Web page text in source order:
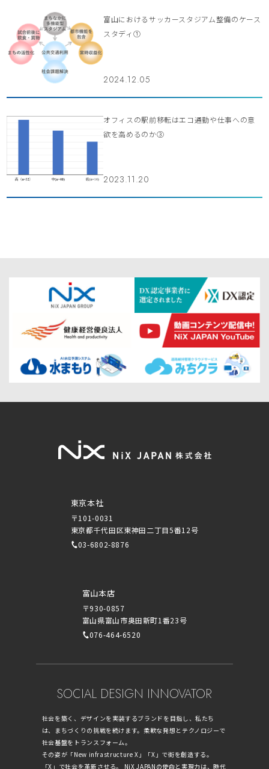
富山におけるサッカースタジアム整備のケース
スタディ①
2024.12.05
オフィスの駅前移転はエコ通勤や仕事への意
欲を高めるのか③
2023.11.20
東京本社
〒101-0031
東京都千代田区東神田二丁目5番12号
03-6802-8876
富山本店
〒930-0857
富山県富山市奥田新町1番23号
076-464-6520
SOCIAL DESIGN INNOVATOR
社会を築く、デザインを実装するブランドを目指し、私たち
は、まちづくりの挑戦を続けます。柔軟な発想とテクノロジーで
社会基盤をトランスフォーム。
その姿が「New infrastructure X」「X」で街を創造する。
「X」で社会を革新させる。 NiX JAPANの使命と実現力は、時代